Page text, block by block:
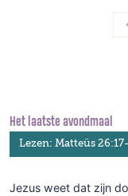
Het laatste avondmaal
Lezen: Matteüs
Jezus weet dat zijn